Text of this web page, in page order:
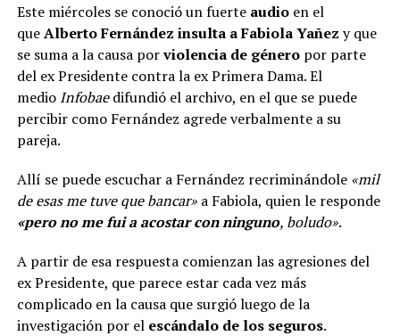
Este miércoles se conoció un fuerte audioen el
queAlberto Fernández insulta a Fabiola Yañez y que
se suma a la causa porviolencia de géneropor parte
del ex Presidente contra la ex Primera Dama. El
medio Infobaedifundió el archivo, en el que se puede
percibir como Fernández agrede verbalmente a su
pareja.
Allí se puede escuchar a Fernández recriminándole «mil
de esas me tuve que bancar» a Fabiola, quien le responde
«pero no me fui a acostar con ninguno, boludo».
A partir de esa respuesta comienzan las agresiones del
ex Presidente, que parece estar cada vez más
complicado en la causa que surgió luego de la
investigación por el escándalo de los seguros.